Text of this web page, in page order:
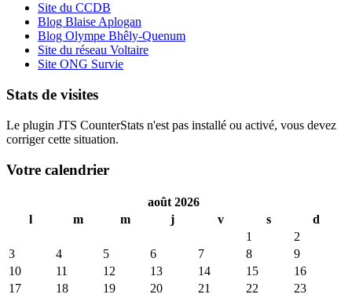
Site du CCDB
Blog Blaise Aplogan
Blog Olympe Bhêly-Quenum
Site du réseau Voltaire
Site ONG Survie
Stats de visites
Le plugin JTS CounterStats n'est pas installé ou activé, vous devez
corriger cette situation.
Votre calendrier
août 2026
l
m m j v s
d
1
2
3
4 5 6 7 8
9
10
11 12 13 14 15
16
17
18 19 20 21 22
23